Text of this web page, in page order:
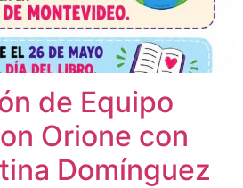
de Equipo
Orione con
Domínguez